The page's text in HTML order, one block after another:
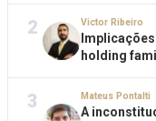
2 Victor Ribeiro
holding
3 Mateus Pontalti
A